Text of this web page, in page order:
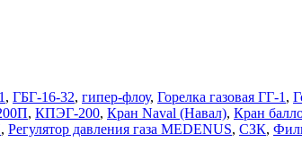
, ГБГ-16-32, гипер-флоу, Горелка газовая ГГ-1 ,
, КПЭГ-200, Кран Naval (Навал), Кран
, Регулятор давления газа MEDENUS, СЗК,